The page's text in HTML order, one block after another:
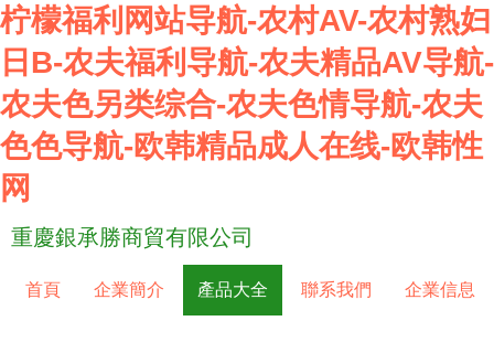
柠檬福利网站导航-农村AV-农村熟妇
日B-农夫福利导航-农夫精品AV导航-
农夫色另类综合-农夫色情导航-农夫
色色导航-欧韩精品成人在线-欧韩性
网
重慶銀承勝商貿有限公司
首頁 企業簡介 產品大全 聯系我們 企業信息